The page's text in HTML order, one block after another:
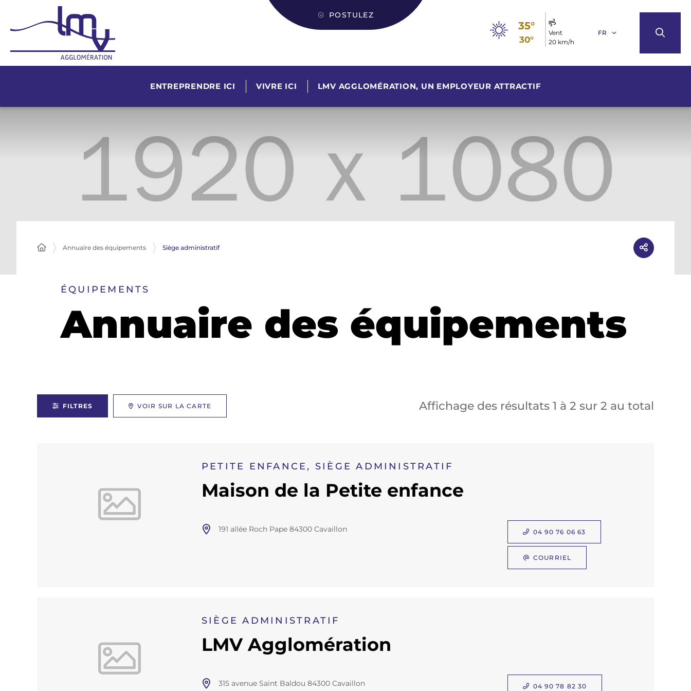
POSTULEZ
35°
30°
Vent
20 km/h
FR
ENTREPRENDRE ICI VIVRE ICI LMV AGGLOMÉRATION, UN EMPLOYEUR ATTRACTIF
Annuaire des équipements Siège administratif
ÉQUIPEMENTS
Annuaire des équipements
FILTRES VOIR SUR LA CARTE Affichage des résultats 1 à 2 sur 2 au total
PETITE ENFANCE, SIÈGE ADMINISTRATIF
Maison de la Petite enfance
191 allée Roch Pape 84300 Cavaillon 04 90 76 06 63
COURRIEL
SIÈGE ADMINISTRATIF
LMV Agglomération
315 avenue Saint Baldou 84300 Cavaillon 04 90 78 82 30